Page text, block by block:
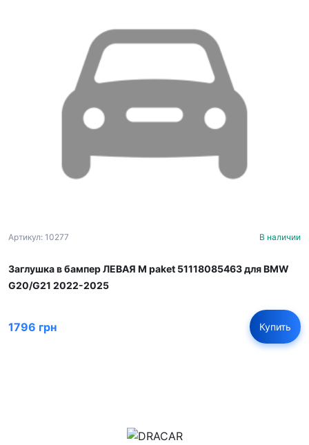
Артикул: 10277 В наличии
Заглушка в бампер ЛЕВАЯ M paket 51118085463 для BMW
G20/G21 2022-2025
1796 грн Купить